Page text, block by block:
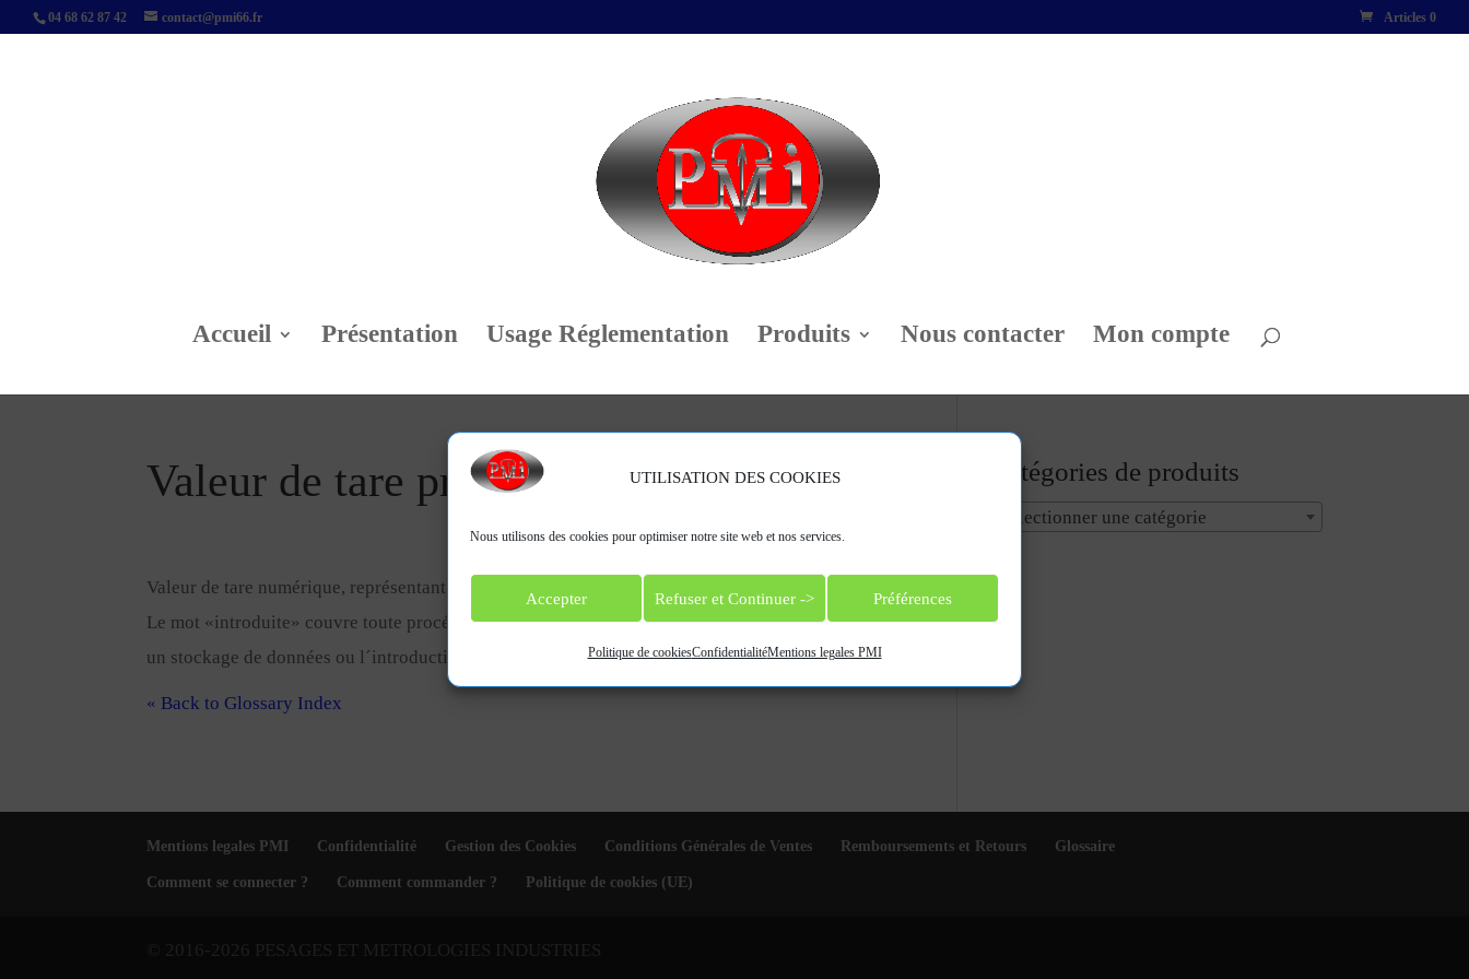
UTILISATION DES COOKIES
Nous utilisons des cookies pour optimiser notre site web et nos services.
Accepter Refuser et Continuer -> Préférences
Politique de cookiesConfidentialitéMentions legales PMI
04 68 62 87 42 contact@pmi66.fr Articles 0
Accueil Présentation Usage Réglementation Produits Nous contacter Mon compte
Valeur de tare prédéterminée (PT)
Valeur de tare numérique, représentant un
Le mot «introduite» couvre toute procédure comme, par exemple, la tabulation, le rappel depuis
un stockage de données ou l´introduction par une interface.
« Back to Glossary Index
Catégories de produits
Sélectionner une catégorie
Mentions legales PMI Confidentialité Gestion des Cookies Conditions Générales de Ventes Remboursements et Retours Glossaire
Comment se connecter ? Comment commander ? Politique de cookies (UE)